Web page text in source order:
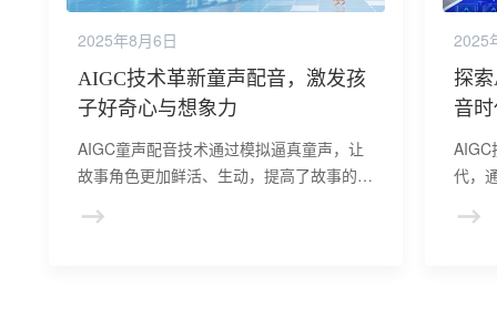
2025年8月6日
AIGC技术革新童声配音，激发孩
子好奇心与想象力
AIGC童声配音技术通过模拟逼真童声，让
故事角色更加鲜活、生动，提高了故事的沉
象力，使他们更加喜爱听故事。
2025
探
音
AIGC
代，
推